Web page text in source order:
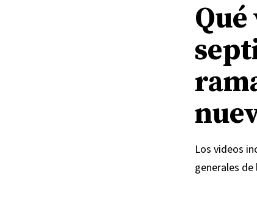
Los videos
generales de